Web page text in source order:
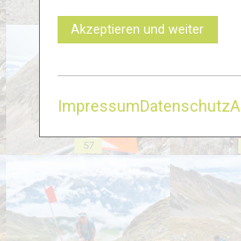
52
57
Akzeptieren und weiter
ImpressumDatenschutz